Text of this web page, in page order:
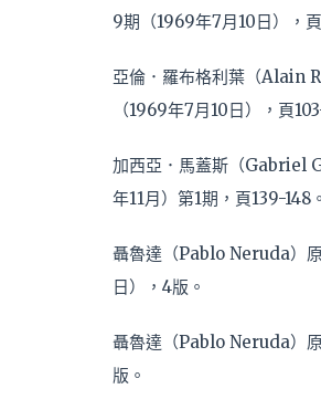
9期（1969年7月10日），
亞倫．羅布格利葉（Alain
（1969年7月10日），頁
加西亞．馬蓋斯（Gabriel
年11月）第1期，頁139-148。
聶魯達（Pablo Neruda）
日），4版。
聶魯達（Pablo Neruda）
版。